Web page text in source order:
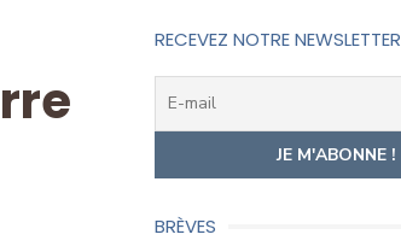
RECEVEZ NOTRE NEWSLETTER
BRÈVES